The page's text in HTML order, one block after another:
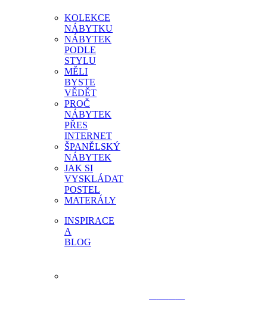
KOLEKCE
NÁBYTKU
NÁBYTEK
PODLE
STYLU
MĚLI
BYSTE
VĚDĚT
PROČ
NÁBYTEK
PŘES
INTERNET
ŠPANĚLSKÝ
NÁBYTEK
JAK SI
VYSKLÁDAT
POSTEL
MATERÁLY
INSPIRACE
A
BLOG